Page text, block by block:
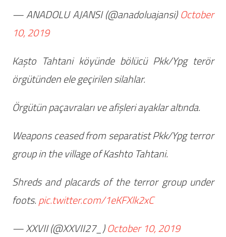
— ANADOLU AJANSI (@anadoluajansi)October
10, 2019
Kaşto Tahtani köyünde bölücü Pkk/Ypg terör
örgütünden ele geçirilen silahlar.
Örgütün paçavraları ve afişleri ayaklar altında.
Weapons ceased from separatist Pkk/Ypg terror
group in the village of Kashto Tahtani.
Shreds and placards of the terror group under
foots.pic.twitter.com/1eKFXlk2xC
— XXVII (@XXVII27_)October 10, 2019